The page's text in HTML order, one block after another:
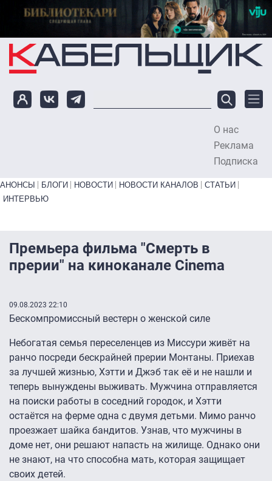
Перейти к основному содержанию
О нас
Реклама
Подписка
Primary links bottom
АНОНСЫ БЛОГИ НОВОСТИ НОВОСТИ КАНАЛОВ
СТАТЬИ
ИНТЕРВЬЮ
Премьера фильма "Смерть в
прерии" на киноканале Cinema
09.08.2023 22:10
Бескомпромиссный вестерн о женской силе
Небогатая семья переселенцев из Миссури живёт на
ранчо посреди бескрайней прерии Монтаны. Приехав
за лучшей жизнью, Хэтти и Джэб так её и не нашли и
теперь вынуждены выживать. Мужчина отправляется
на поиски работы в соседний городок, и Хэтти
остаётся на ферме одна с двумя детьми. Мимо ранчо
проезжает шайка бандитов. Узнав, что мужчины в
доме нет, они решают напасть на жилище. Однако они
не знают, на что способна мать, которая защищает
своих детей.